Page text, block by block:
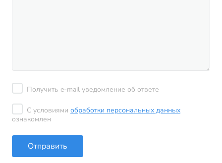
Получить e-mail уведомление об ответе
С условиями обработки персональных данных
ознакомлен
Отправить